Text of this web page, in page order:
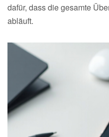
dafür, dass die gesamte
abläuft.